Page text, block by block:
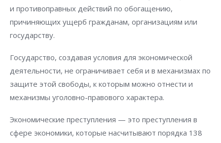
и противоправных действий по обогащению,
причиняющих ущерб гражданам, организациям или
государству.
Государство, создавая условия для экономической
деятельности, не ограничивает себя и в механизмах по
защите этой свободы, к которым можно отнести и
механизмы уголовно-правового характера.
Экономические преступления — это преступления в
сфере экономики, которые насчитывают порядка 138